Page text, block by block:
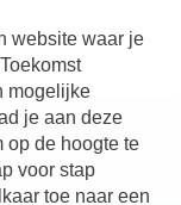
website waar je
mogelijke
je aan deze
op de hoogte te
voor stap
toe naar een